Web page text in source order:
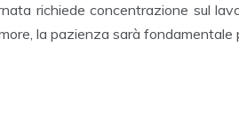
richiede concentrazione sul
la pazienza sarà fondamentale